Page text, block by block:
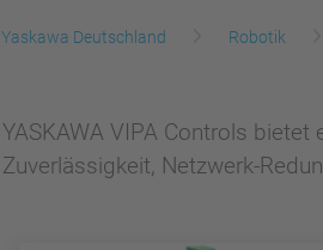
Yaskawa Deutschland Robotik
YASKAWA VIPA Controls
Zuverlässigkeit, Netzwerk-